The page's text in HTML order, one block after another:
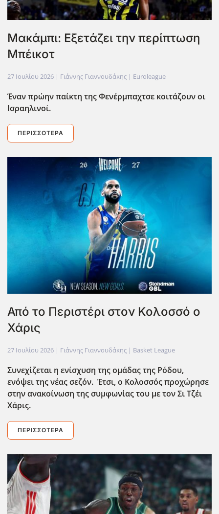
Μακάμπι: Εξετάζει την περίπτωση
Μπέικοτ
27 Ιουλίου 2026 | Γιάννης Γιαννουδάκης | Euroleague
Έναν πρώην παίκτη της Φενέρμπαχτσε κοιτάζουν οι
Ισραηλινοί.
ΠΕΡΙΣΣΌΤΕΡΑ
Από το Περιστέρι στον Κολοσσό ο
Χάρις
27 Ιουλίου 2026 | Γιάννης Γιαννουδάκης | Basket League
Συνεχίζεται η ενίσχυση της ομάδας της Ρόδου,
ενόψει της νέας σεζόν. Έτσι, ο Κολοσσός προχώρησε
στην ανακοίνωση της συμφωνίας του με τον Σι Τζέι
Χάρις.
ΠΕΡΙΣΣΌΤΕΡΑ